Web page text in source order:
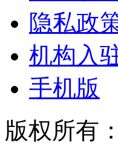
隐私政
机构入
手机版
版权所有